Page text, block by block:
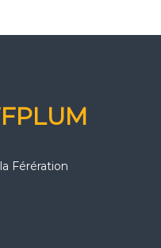
Férération